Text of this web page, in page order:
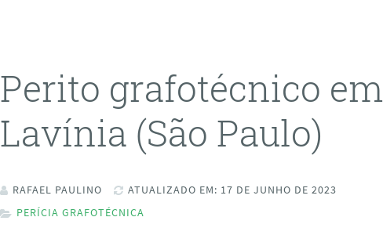
Perito grafotécnico em
Lavínia (São Paulo)
RAFAEL PAULINO
ATUALIZADO EM: 17 DE JUNHO DE 2023
PERÍCIA GRAFOTÉCNICA